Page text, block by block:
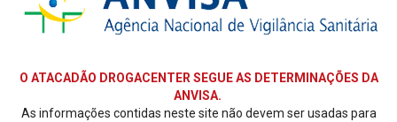
O ATACADÃO DROGACENTER SEGUE AS DETERMINAÇÕES DA
ANVISA.
As informações contidas neste site não devem ser usadas para